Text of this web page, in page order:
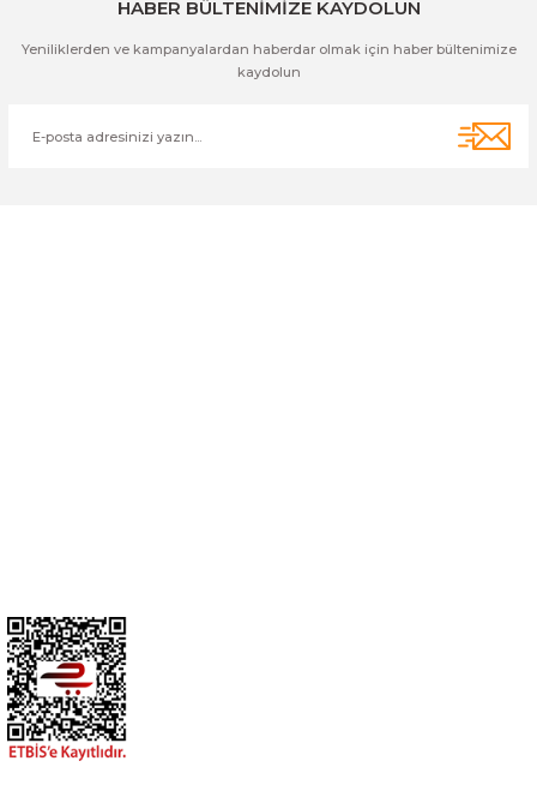
HABER BÜLTENİMİZE KAYDOLUN
Yeniliklerden ve kampanyalardan haberdar olmak için haber bültenimize
kaydolun